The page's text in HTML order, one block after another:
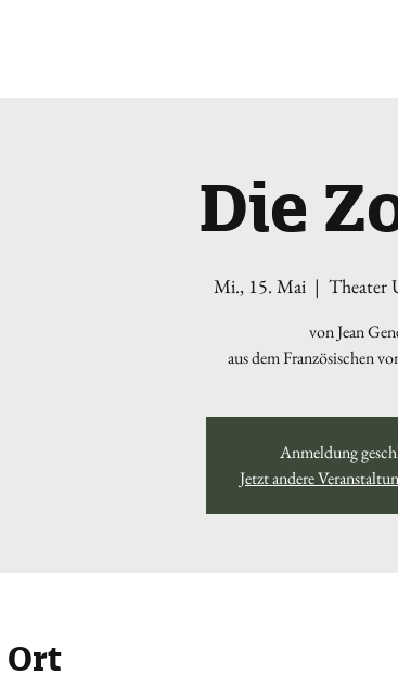
Die
Mi., 15. Mai
  |
Theater
von Jean
aus dem Französischen
Anmeldung
Jetzt andere
Ort